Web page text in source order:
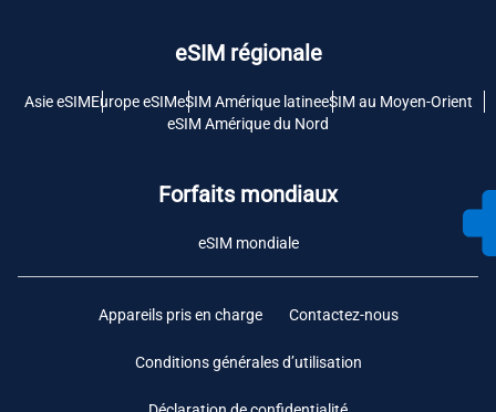
eSIM régionale
Asie eSIMEurope eSIMeSIM Amérique latineeSIM au Moyen-Orient
eSIM Amérique du Nord
Forfaits mondiaux
eSIM mondiale
Appareils pris en charge Contactez-nous
Conditions générales d’utilisation